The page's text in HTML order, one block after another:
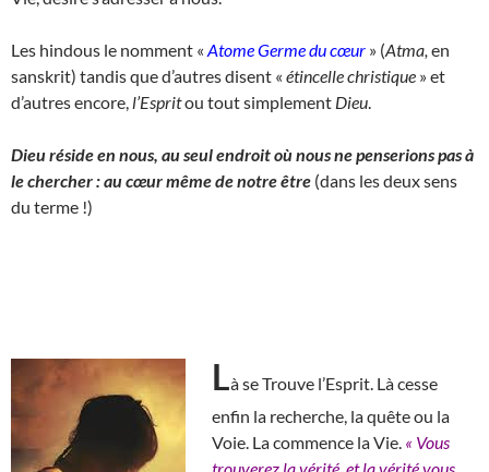
Les hindous le nomment « Atome Germe du cœur » (Atma, en
sanskrit) tandis que d’autres disent « étincelle christique » et
d’autres encore, l’Espritou tout simplement Dieu
Dieu réside en nous, au seul endroit où nous ne penserions pas à
le chercher : au cœur même de notre être (dans les deux sens
du terme !)
Là se Trouve l’Esprit. Là cesse
enfin la recherche, la quête ou la
Voie. La commence la Vie. « Vous
trouverez la vérité, et la vérité vous